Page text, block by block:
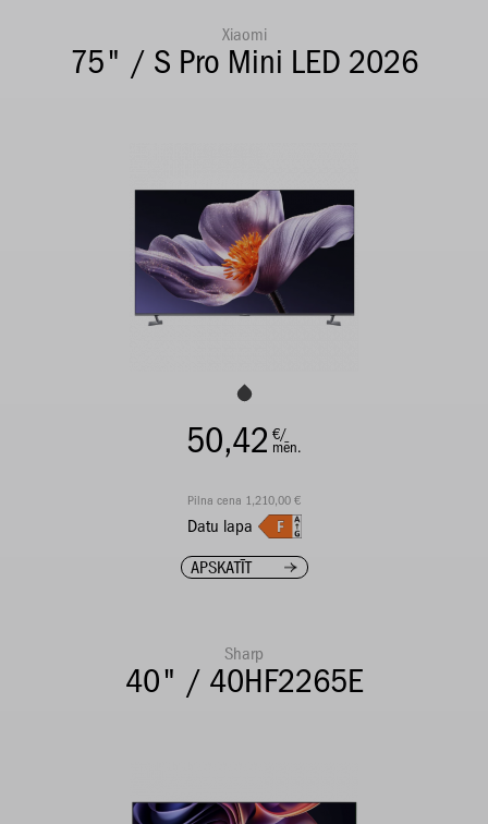
Xiaomi
75" / S Pro Mini LED 2026
50,42 €/
mēn.
Pilna cena 1,210,00 €
Datu lapa
APSKATĪT
Sharp
40" / 40HF2265E